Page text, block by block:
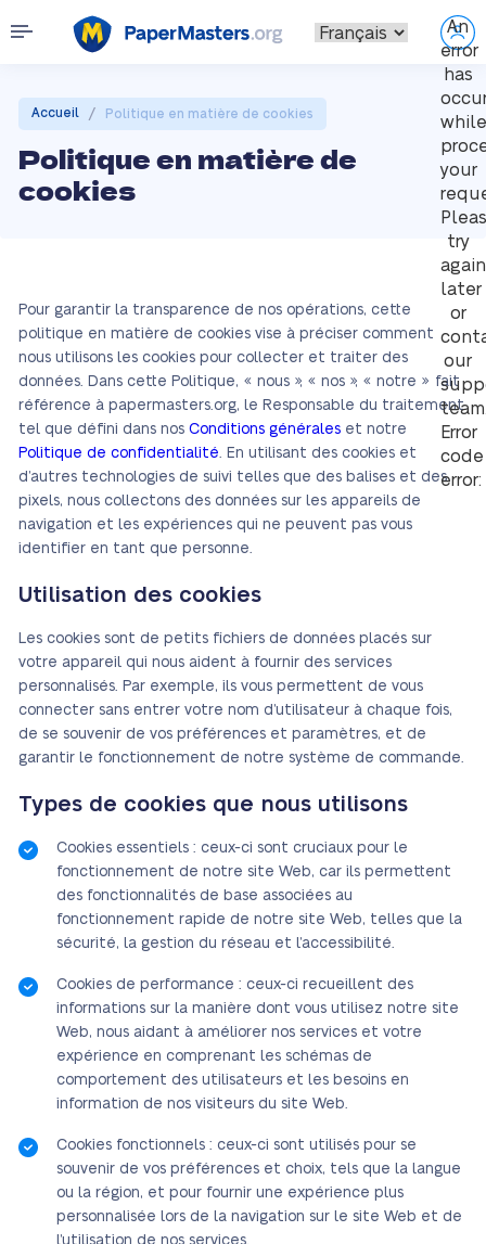
An
error
has
while
your
try
again
later
or
our
Error
code
error:
Accueil / Politique en matière de cookies
Politique en matière de
cookies
Pour garantir la transparence de nos opérations, cette
politique en matière de cookies vise à préciser comment
nous utilisons les cookies pour collecter et traiter des
données. Dans cette Politique, « nous », « nos », « notre » fait
référence à papermasters.org, le Responsable du traitement
tel que défini dans nos Conditions générales et notre
Politique de confidentialité. En utilisant des cookies et
d’autres technologies de suivi telles que des balises et des
pixels, nous collectons des données sur les appareils de
navigation et les expériences qui ne peuvent pas vous
identifier en tant que personne.
Utilisation des cookies
Les cookies sont de petits fichiers de données placés sur
votre appareil qui nous aident à fournir des services
personnalisés. Par exemple, ils vous permettent de vous
connecter sans entrer votre nom d’utilisateur à chaque fois,
de se souvenir de vos préférences et paramètres, et de
garantir le fonctionnement de notre système de commande.
Types de cookies que nous utilisons
Cookies essentiels : ceux-ci sont cruciaux pour le
fonctionnement de notre site Web, car ils permettent
des fonctionnalités de base associées au
fonctionnement rapide de notre site Web, telles que la
sécurité, la gestion du réseau et l’accessibilité.
Cookies de performance : ceux-ci recueillent des
informations sur la manière dont vous utilisez notre site
Web, nous aidant à améliorer nos services et votre
expérience en comprenant les schémas de
comportement des utilisateurs et les besoins en
information de nos visiteurs du site Web.
Cookies fonctionnels : ceux-ci sont utilisés pour se
souvenir de vos préférences et choix, tels que la langue
ou la région, et pour fournir une expérience plus
personnalisée lors de la navigation sur le site Web et de
l’utilisation de nos services.